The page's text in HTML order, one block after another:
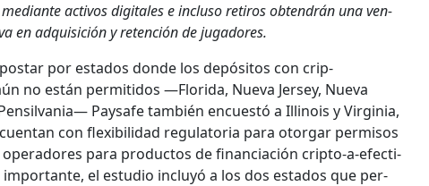
activos dig­i­tales e inclu­so retiros obten­drán una ven­
en adquisi­ción y reten­ción de jugadores.
por esta­dos donde los depósi­tos con crip­
no están per­mi­ti­dos —Flori­da, Nue­va Jer­sey, Nue­va
Paysafe tam­bién encuestó a Illi­nois y Vir­ginia,
con flex­i­bil­i­dad reg­u­la­to­ria para otor­gar per­misos
oper­adores para pro­duc­tos de finan­ciación crip­to-a-efec­ti­
el estu­dio incluyó a los dos esta­dos que per­